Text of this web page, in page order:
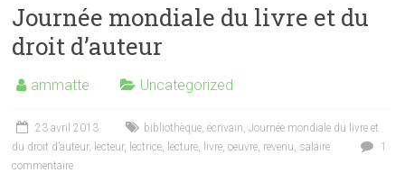
Journée mondiale du livre et du
droit d’auteur
ammatte Uncategorized
23 avril 2013 bibliothèque ,écrivain ,Journée mondiale du livre et
du droit d’auteur, lecteur, lectrice lecture livre ,oeuvre revenu salaire
1
commentaire